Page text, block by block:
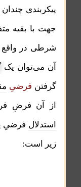
پیکربندی
جهت با بقیه
شرطی در
آن می‌توان یک
گرفتن فرضیِ
از آن فرضِ
استدلال فرضیِ
زیر است: